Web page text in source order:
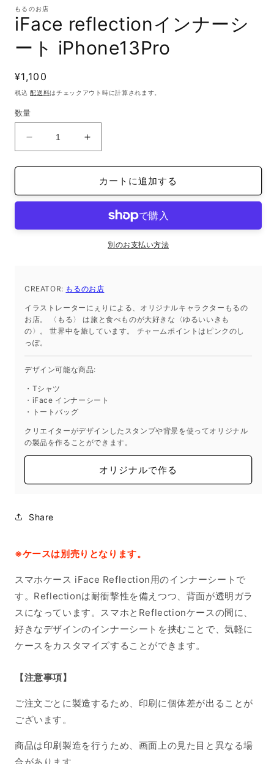
ダ
メ
ア
(1)
開
く
もるのお店
iFace reflectionインナーシ
ート iPhone13Pro
通
常
価
格
¥1,100
税込配送料はチェックアウト時に計算されます。
数量
reflection
イ
ナ
シ
の
量
を
減
ら
す
iFace
reflection
イ
ナ
シ
の
量
を
や
す
カートに追加する
別のお支払い方法
CREATOR: もるのお店
イラストレーターにぇりによる、オリジナルキャラクターもるの
お店。 〈もる〉 は旅と食べものが大好きな〈ゆるいいきも
の〉。 世界中を旅しています。 チャームポイントはピンクのし
っぽ。
デザイン可能な商品:
・Tシャツ
・iFace インナーシート
・トートバッグ
クリエイターがデザインしたスタンプや背景を使ってオリジナル
の製品を作ることができます。
オリジナルで作る
Share
※ケースは別売りとなります。
スマホケース iFace Reflection用のインナーシートで
す。Reflectionは耐衝撃性を備えつつ、背面が透明ガラ
スになっています。スマホとReflectionケースの間に、
好きなデザインのインナーシートを挟むことで、気軽に
ケースをカスタマイズすることができます。
【注意事項】
ご注文ごとに製造するため、印刷に個体差が出ることが
ございます。
商品は印刷製造を行うため、画面上の見た目と異なる場